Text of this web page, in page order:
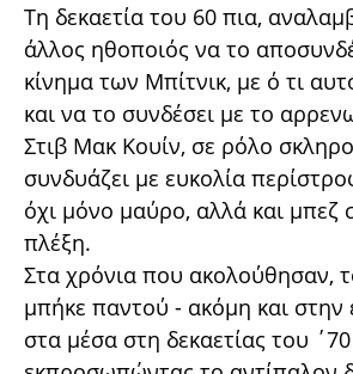
Τη δεκαετία του 60 πια,
άλλος ηθοποιός να το
κίνημα των Μπίτνικ, με ό τι
και να το συνδέσει με το
Στιβ Μακ Κουίν, σε ρόλο
συνδυάζει με ευκολία
όχι μόνο μαύρο, αλλά και μπεζ
πλέξη.
Στα χρόνια που ακολούθησαν,
μπήκε παντού - ακόμη και στην
στα μέσα στη δεκαετίας του